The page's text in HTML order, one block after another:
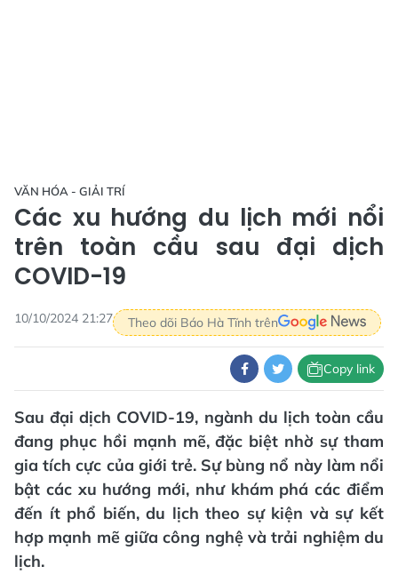
VĂN HÓA - GIẢI TRÍ
Các xu hướng du lịch mới nổi
trên toàn cầu sau đại dịch
COVID-19
10/10/2024 21:27 Theo dõi Báo Hà Tĩnh trên
Copy link
Sau đại dịch COVID-19, ngành du lịch toàn cầu
đang phục hồi mạnh mẽ, đặc biệt nhờ sự tham
gia tích cực của giới trẻ. Sự bùng nổ này làm nổi
bật các xu hướng mới, như khám phá các điểm
đến ít phổ biến, du lịch theo sự kiện và sự kết
hợp mạnh mẽ giữa công nghệ và trải nghiệm du
lịch.